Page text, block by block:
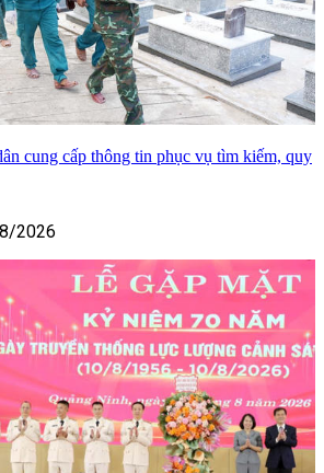
cung cấp thông tin phục vụ tìm kiếm, quy
2026